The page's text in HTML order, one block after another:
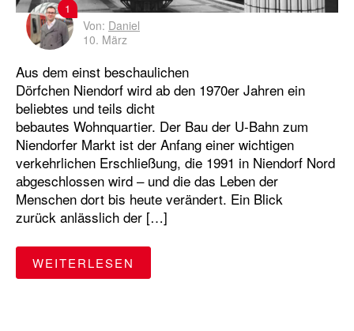
1
Von: Daniel
10. März
Aus dem einst beschaulichen
Dörfchen Niendorf wird ab den 1970er Jahren ein
beliebtes und teils dicht
bebautes Wohnquartier. Der Bau der U-Bahn zum
Niendorfer Markt ist der Anfang einer wichtigen
verkehrlichen Erschließung, die 1991 in Niendorf Nord
abgeschlossen wird – und die das Leben der
Menschen dort bis heute verändert. Ein Blick
zurück anlässlich der […]
WEITERLESEN